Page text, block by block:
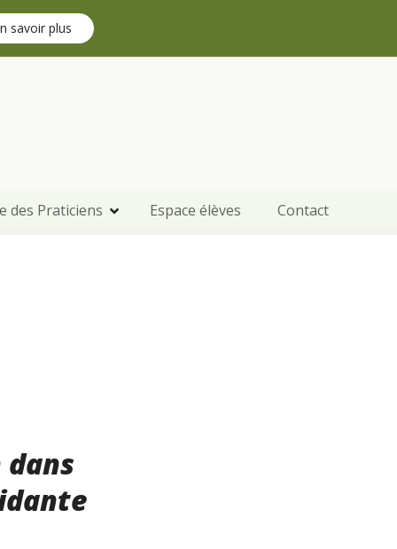
savoir plus
des Praticiens Espace élèves Contact